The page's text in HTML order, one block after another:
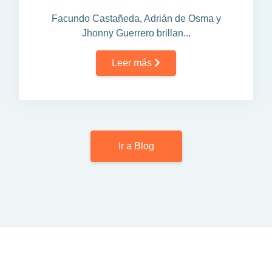
Facundo Castañeda, Adrián de Osma y
Jhonny Guerrero brillan...
Leer más
Ir a Blog